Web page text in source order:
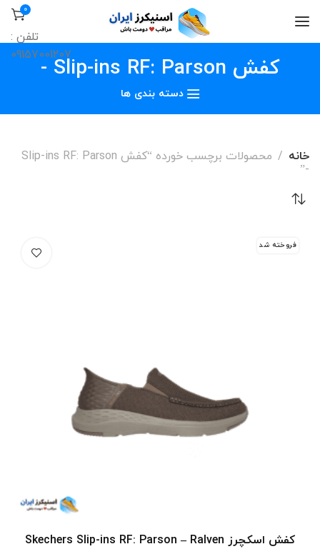
0
تلفن :
09157001207
کفش Slip-ins RF: Parson -
دسته بندی ها
خانه
محصولات برچسب خورده “کفش Slip-ins RF: Parson
-”
فروخته شد
انتخاب گزینه ها کفش اسکچرز Skechers Slip-ins RF: Parson – Ralven